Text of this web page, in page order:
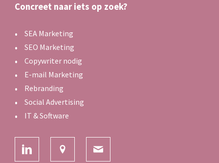
Concreet naar iets op zoek?
SEA Marketing
SEO Marketing
Copywriter nodig
E-mail Marketing
Rebranding
Social Advertising
IT & Software